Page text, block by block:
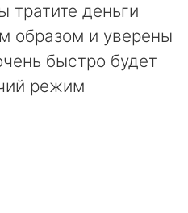
тратите деньги
образом и уверены
быстро будет
режим